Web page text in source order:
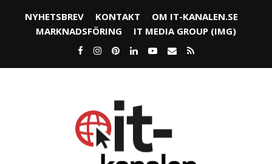
NYHETSBREV KONTAKT
OM IT-KANALEN.SE
MARKNADSFÖRING
IT MEDIA GROUP (IMG)